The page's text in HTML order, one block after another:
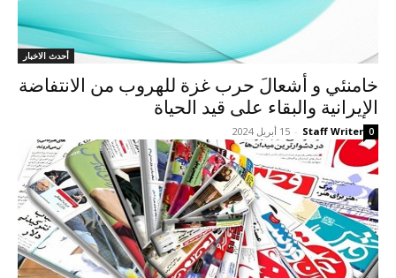
أحدث الاخبار
خامنئي و أشعالَ حرب غزة للهروب من الانتفاضة
الإيرانية والبقاء على قيد الحياة
Staff Writer
- 15 أبريل 2024 0